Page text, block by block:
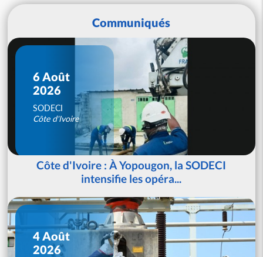
Communiqués
6 Août
2026
SODECI
Côte d'Ivoire
Côte d'Ivoire : À Yopougon, la SODECI
intensifie les opéra...
4 Août
2026